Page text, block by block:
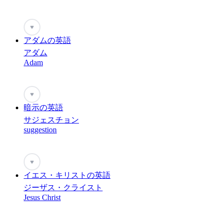
♥
アダムの英語
アダム
Adam
♥
暗示の英語
サジェスチョン
suggestion
♥
イエス・キリストの英語
ジーザス・クライスト
Jesus Christ